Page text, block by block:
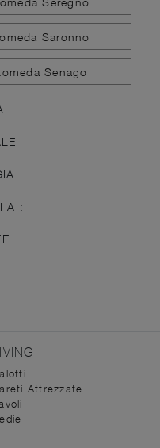
Saronno
Senago
A :
Attrezzate